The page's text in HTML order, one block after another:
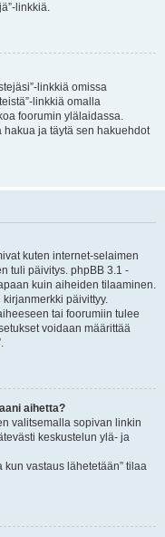
linkkiä.
linkkiä omissa
linkkiä omalla
foorumin ylälaidassa.
hakua ja täytä sen hakuehdot
kuten internet-selaimen
tuli päivitys. phpBB 3.1 -
kuin aiheiden tilaaminen.
päivittyy.
tai foorumiin tulee
voidaan määrittää
aihetta?
valitsemalla sopivan linkin
keskustelun ylä- ja
vastaus lähetetään” tilaa